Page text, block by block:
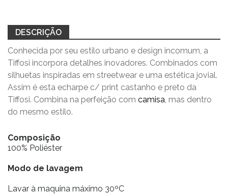
DESCRIÇÃO
Conhecida por seu estilo urbano e design incomum, a
Tiffosi incorpora detalhes inovadores. Combinados com
silhuetas inspiradas em streetwear e uma estética jovial.
Assim é esta echarpe c/ print castanho e preto da
Tiffosi. Combina na perfeição com camisa, mas dentro
do mesmo estilo.
Composição
100% Poliéster
Modo de lavagem
Lavar à maquina máximo 30ºC